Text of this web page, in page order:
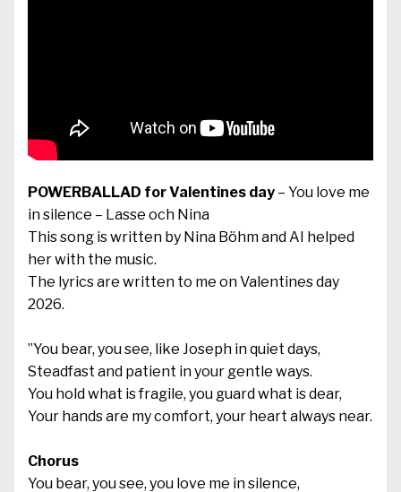
POWERBALLAD for Valentines day – You love me
in silence – Lasse och Nina
This song is written by Nina Böhm and AI helped
her with the music.
The lyrics are written to me on Valentines day
2026.
”You bear, you see, like Joseph in quiet days,
Steadfast and patient in your gentle ways.
You hold what is fragile, you guard what is dear,
Your hands are my comfort, your heart always near.
Chorus
You bear, you see, you love me in silence,